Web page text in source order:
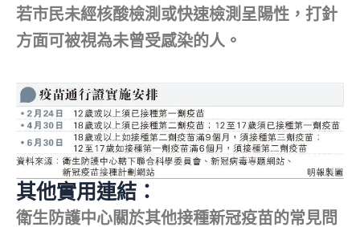
若市民未經核酸檢測或快速檢測呈陽性，打針
方面可被視為未曾受感染的人。
其他實用連結：
衛生防護中心關於其他接種新冠疫苗的常見問